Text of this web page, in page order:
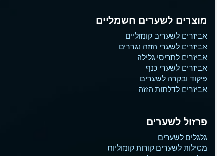
מוצרים לשערים חשמליים
אביזרים לשערים קונזוליים
אביזרים לשערי הזזה נגררים
אביזרים לתריסי גלילה
אביזרים לשערי כנף
פיקוד ובקרה לשערים
אביזרים לדלתות הזזה
פרזול לשערים
גלגלים לשערים
מסילות לשערים קורות קונזוליות